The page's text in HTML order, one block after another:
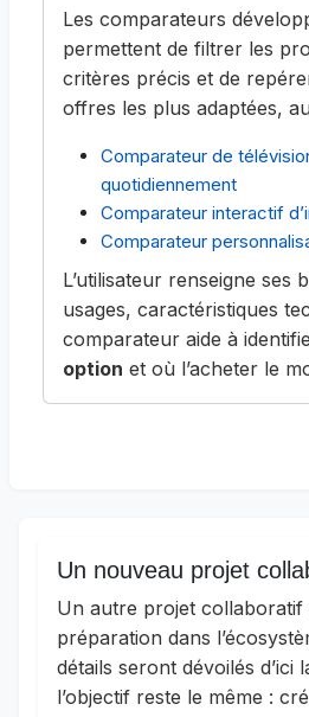
Les comparateurs
permettent de filtrer les
critères précis et de
offres les plus adaptées,
Comparateur de
quotidiennement
Comparateur interactif
Comparateur
L’utilisateur renseigne ses
usages, caractéristiques
comparateur aide à
option et où l’acheter le
Un nouveau projet
Un autre projet collaboratif
préparation dans
détails seront dévoilés d’ici
l’objectif reste le même :